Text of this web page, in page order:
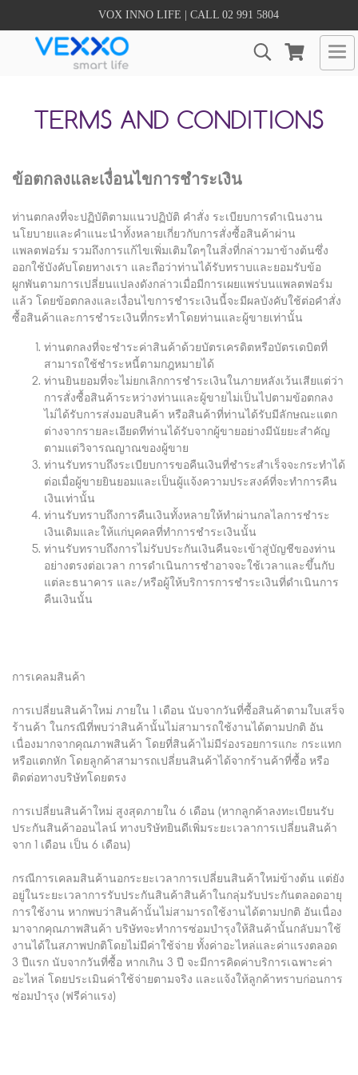
VOX INNO LIFE | CALL 02 991 5804
TERMS AND CONDITIONS
ข้อตกลงและเงื่อนไขการชำระเงิน
ท่านตกลงที่จะปฏิบัติตามแนวปฏิบัติ คำสั่ง ระเบียบการดำเนินงาน
นโยบายและคำแนะนำทั้งหลายเกี่ยวกับการสั่งซื้อสินค้าผ่าน
แพลตฟอร์ม รวมถึงการแก้ไขเพิ่มเติมใดๆในสิ่งที่กล่าวมาข้างต้นซึ่ง
ออกใช้บังคับโดยทางเรา และถือว่าท่านได้รับทราบและยอมรับข้อ
ผูกพันตามการเปลี่ยนแปลงดังกล่าวเมื่อมีการเผยแพร่บนแพลตฟอร์ม
แล้ว โดยข้อตกลงและเงื่อนไขการชำระเงินนี้จะมีผลบังคับใช้ต่อคำสั่ง
ซื้อสินค้าและการชำระเงินที่กระทำโดยท่านและผู้ขายเท่านั้น
ท่านตกลงที่จะชำระค่าสินค้าด้วยบัตรเครดิตหรือบัตรเดบิตที่
สามารถใช้ชำระหนี้ตามกฎหมายได้
ท่านยินยอมที่จะไม่ยกเลิกการชำระเงินในภายหลังเว้นเสียแต่ว่า
การสั่งซื้อสินค้าระหว่างท่านและผู้ขายไม่เป็นไปตามข้อตกลง
ไม่ได้รับการส่งมอบสินค้า หรือสินค้าที่ท่านได้รับมีลักษณะแตก
ต่างจากรายละเอียดทีท่านได้รับจากผู้ขายอย่างมีนัยยะสำคัญ
ตามแต่วิจารณญาณของผู้ขาย
ท่านรับทราบถึงระเบียบการขอคืนเงินที่ชำระสำเร็จจะกระทำได้
ต่อเมื่อผู้ขายยินยอมและเป็นผู้แจ้งความประสงค์ที่จะทำการคืน
เงินเท่านั้น
ท่านรับทราบถึงการคืนเงินทั้งหลายให้ทำผ่านกลไลการชำระ
เงินเดิมและให้แก่บุคคลที่ทำการชำระเงินนั้น
ท่านรับทราบถึงการไม่รับประกันเงินคืนจะเข้าสู่บัญชีของท่าน
อย่างตรงต่อเวลา การดำเนินการชำอาจจะใช้เวลาและขึ้นกับ
แต่ละธนาคาร และ/หรือผู้ให้บริการการชำระเงินที่ดำเนินการ
คืนเงินนั้น
การเคลมสินค้า
การเปลี่ยนสินค้าใหม่ ภายใน 1 เดือน นับจากวันที่ซื้อสินค้าตามใบเสร็จ
ร้านค้า ในกรณีที่พบว่าสินค้านั้นไม่สามารถใช้งานได้ตามปกติ อัน
เนื่องมากจากคุณภาพสินค้า โดยที่สินค้าไม่มีร่องรอยการแกะ กระแทก
หรือแตกหัก โดยลูกค้าสามารถเปลี่ยนสินค้าได้จากร้านค้าที่ซื้อ หรือ
ติดต่อทางบริษัทโดยตรง
การเปลี่ยนสินค้าใหม่ สูงสุดภายใน 6 เดือน (หากลูกค้าลงทะเบียนรับ
ประกันสินค้าออนไลน์ ทางบริษัทยินดีเพิ่มระยะเวลาการเปลี่ยนสินค้า
จาก 1 เดือน เป็น 6 เดือน)
กรณีการเคลมสินค้านอกระยะเวลาการเปลี่ยนสินค้าใหม่ข้างต้น แต่ยัง
อยู่ในระยะเวลาการรับประกันสินค้าสินค้าในกลุ่มรับประกันตลอดอายุ
การใช้งาน หากพบว่าสินค้านั้นไม่สามารถใช้งานได้ตามปกติ อันเนื่อง
มาจากคุณภาพสินค้า บริษัทจะทำการซ่อมบำรุงให้สินค้านั้นกลับมาใช้
งานได้ในสภาพปกติโดยไม่มีค่าใช้จ่าย ทั้งค่าอะไหล่และค่าแรงตลอด
3 ปีแรก นับจากวันที่ซื้อ หากเกิน 3 ปี จะมีการคิดค่าบริการเฉพาะค่า
อะไหล่ โดยประเมินค่าใช้จ่ายตามจริง และแจ้งให้ลูกค้าทราบก่อนการ
ซ่อมบำรุง (ฟรีค่าแรง)